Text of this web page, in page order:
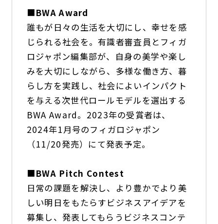
■BWA Award
誰もが日々の生活を大切にし、幸せを感
じられる社会を。有識者審査員とフィガ
ロジャポン編集部が、自身の美学や楽し
みを大切にしながら、多様な働き方、暮
らし方を実践し、社会によいインパクト
を与える次世代ロールモデルを選出する
BWA Award。2023年の受賞者は、
2024年1月号のフィガロジャポン
（11/20発売）にて発表予定。
■BWA Pitch Contest
日常の課題を解決し、より豊かでより美
しい明日をもたらすビジネスアイデアを
募集し、発表してもらうビジネスコンテ